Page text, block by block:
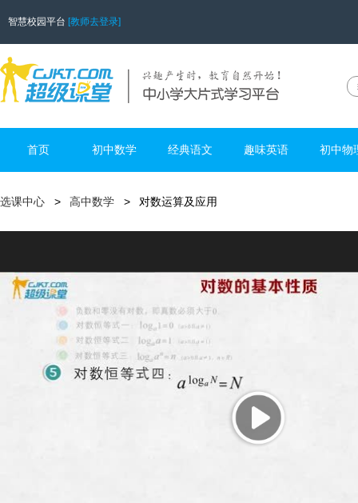
智慧校园平台 [教师去登录]
首页 初中数学 经典语文 趣味英语 初中物
选课中心 高中数学 对数运算及应用